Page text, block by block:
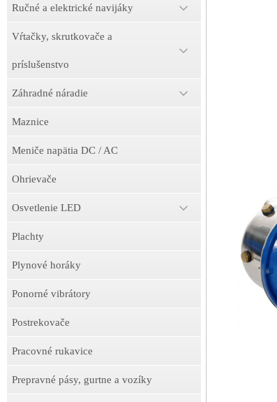
Ručné a elektrické navijáky
Vŕtačky, skrutkovače a
príslušenstvo
Záhradné náradie
Maznice
Meniče napätia DC / AC
Ohrievače
Osvetlenie LED
Plachty
Plynové horáky
Ponorné vibrátory
Postrekovače
Pracovné rukavice
Prepravné pásy, gurtne a vozíky